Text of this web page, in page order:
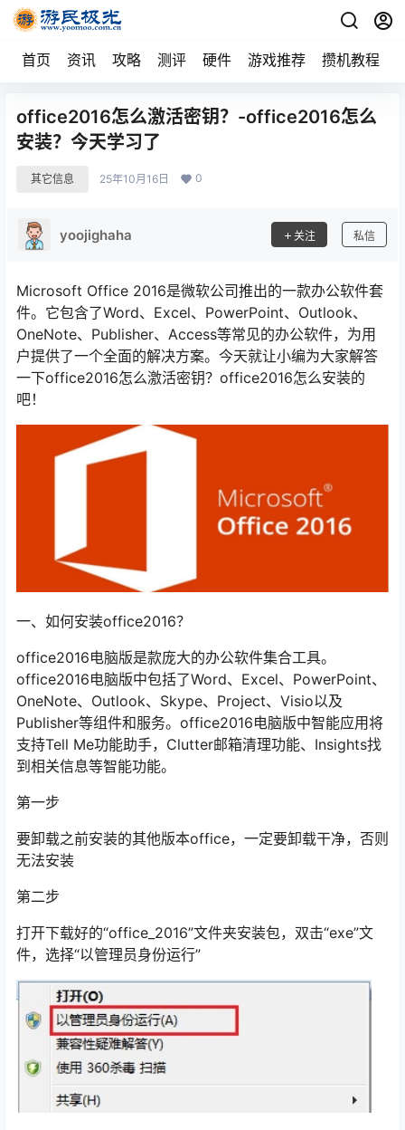
首页 资讯 攻略 测评 硬件 游戏推荐 攒机教程
office2016怎么激活密钥？-office2016怎么
安装？今天学习了
其它信息 25年10月16日 0
yoojighaha 关注 私信
Microsoft Office 2016是微软公司推出的一款办公软件套
件。它包含了Word、Excel、PowerPoint、Outlook、
OneNote、Publisher、Access等常见的办公软件，为用
户提供了一个全面的解决方案。今天就让小编为大家解答
一下office2016怎么激活密钥？office2016怎么安装的
吧！
一、如何安装office2016？
office2016电脑版是款庞大的办公软件集合工具。
office2016电脑版中包括了Word、Excel、PowerPoint、
OneNote、Outlook、Skype、Project、Visio以及
Publisher等组件和服务。office2016电脑版中智能应用将
支持Tell Me功能助手，Clutter邮箱清理功能、Insights找
到相关信息等智能功能。
第一步
要卸载之前安装的其他版本office，一定要卸载干净，否则
无法安装
第二步
打开下载好的“office_2016”文件夹安装包，双击“exe”文
件，选择“以管理员身份运行”